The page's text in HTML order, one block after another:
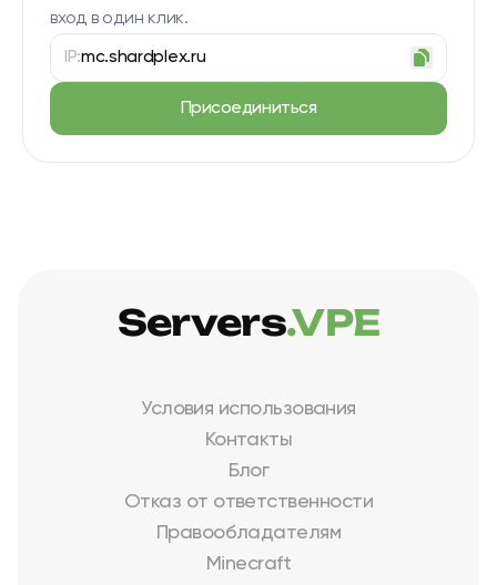
вход в один клик.
IP:mc.shardplex.ru
Присоединиться
Условия использования
Контакты
Блог
Отказ от ответственности
Правообладателям
Minecraft
Servers.VPE